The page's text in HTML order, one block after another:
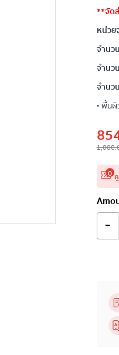
**จัด
หน่วย
จำนว
จำนว
จำนว
• พื้น
0
-